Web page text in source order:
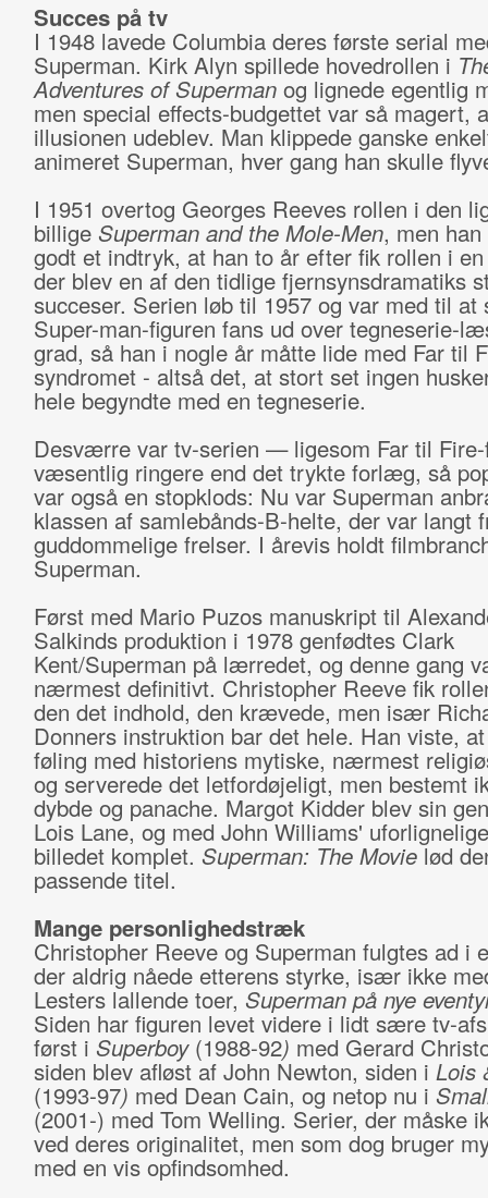
Succes på tv
I 1948 lavede Columbia deres første serial
Superman. Kirk Alyn spillede hovedrollen i
Adventures of Superman og lignede egentlig
men special effects-budgettet var så magert,
illusionen udeblev. Man klippede ganske
animeret Superman, hver gang han skulle
I 1951 overtog Georges Reeves rollen i den
billige Superman and the Mole-Men, men
godt et indtryk, at han to år efter fik rollen i
der blev en af den tidlige fjernsynsdramatiks
succeser. Serien løb til 1957 og var med til at
Super-man-figuren fans ud over tegneserie-
grad, så han i nogle år måtte lide med Far til
syndromet - altså det, at stort set ingen
hele begyndte med en tegneserie.
Desværre var tv-serien — ligesom Far til
væsentlig ringere end det trykte forlæg, så
var også en stopklods: Nu var Superman
klassen af samlebånds-B-helte, der var langt
guddommelige frelser. I årevis holdt
Superman.
Først med Mario Puzos manuskript til
Salkinds produktion i 1978 genfødtes Clark
Kent/Superman på lærredet, og denne gang
nærmest definitivt. Christopher Reeve fik
den det indhold, den krævede, men især
Donners instruktion bar det hele. Han viste,
føling med historiens mytiske, nærmest
og serverede det letfordøjeligt, men bestemt
dybde og panache. Margot Kidder blev sin
Lois Lane, og med John Williams'
billedet komplet. Superman: The Movielød
passende titel.
Mange personlighedstræk
Christopher Reeve og Superman fulgtes ad i
der aldrig nåede etterens styrke, især ikke
Lesters lallende toer, Superman på nye
Siden har figuren levet videre i lidt sære tv-
først i Superboy (1988-92) med Gerard
siden blev afløst af John Newton, siden i Lois
(1993-97) med Dean Cain, og netop nu i
(2001-) med Tom Welling. Serier, der måske
ved deres originalitet, men som dog bruger
med en vis opfindsomhed.